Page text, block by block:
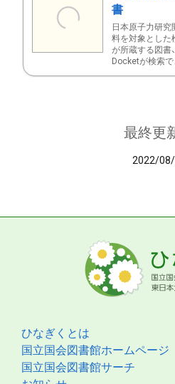
書
日本原子力研究
料を対象とした
が所蔵する図書
Docketが検索で
最終更
2022/
ひなぎくとは
国立国会図書館ホームページ
国立国会図書館サーチ